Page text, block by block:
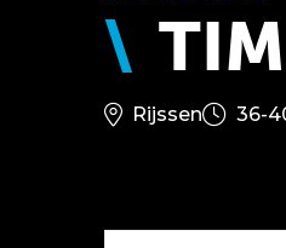
Rijssen 36-